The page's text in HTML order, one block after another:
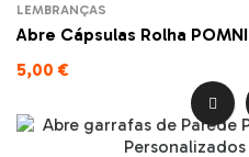
LEMBRANÇAS
Abre Cápsulas Rolha POMNI
5,00 €
